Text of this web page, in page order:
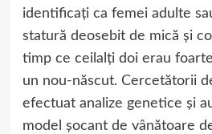
identificați ca femei adulte
statură deosebit de mică și
timp ce ceilalți doi erau
un nou-născut. Cercetătorii
efectuat analize genetice și
model șocant de vânătoare